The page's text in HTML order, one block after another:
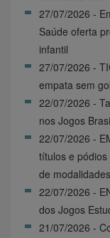
27/07/2026 -
Saúde oferta
infantil
27/07/2026 -
empata sem
22/07/2026 -
nos Jogos
22/07/2026 -
títulos e
de
22/07/2026 -
dos Jogos
21/07/2026 -